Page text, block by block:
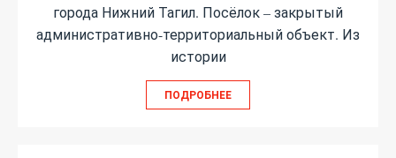
города Нижний Тагил. Посёлок – закрытый
административно-территориальный объект. Из
истории
ПОДРОБНЕЕ